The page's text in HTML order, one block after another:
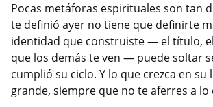
Pocas metáforas espirituales son tan
te definió ayer no tiene que definirte
identidad que construiste — el título,
que los demás te ven — puede soltar
cumplió su ciclo. Y lo que crezca en su
grande, siempre que no te aferres a lo